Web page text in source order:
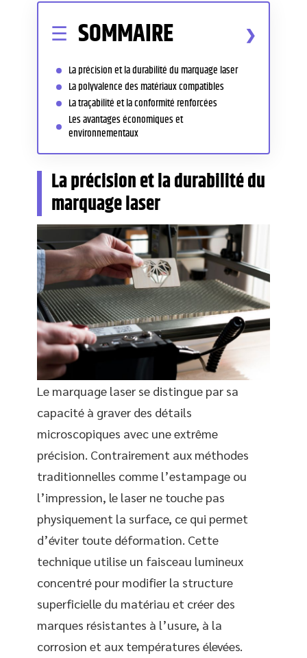
SOMMAIRE
La précision et la durabilité du marquage laser
La polyvalence des matériaux compatibles
La traçabilité et la conformité renforcées
Les avantages économiques et
environnementaux
La précision et la durabilité du
marquage laser
Le marquage laser se distingue par sa
capacité à graver des détails
microscopiques avec une extrême
précision. Contrairement aux méthodes
traditionnelles comme l’estampage ou
l’impression, le laser ne touche pas
physiquement la surface, ce qui permet
d’éviter toute déformation. Cette
technique utilise un faisceau lumineux
concentré pour modifier la structure
superficielle du matériau et créer des
marques résistantes à l’usure, à la
corrosion et aux températures élevées.